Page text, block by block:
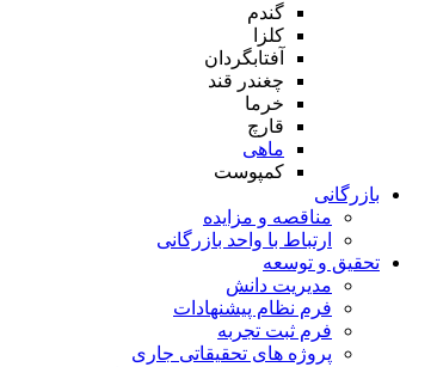
گندم
کلزا
آفتابگردان
چغندر قند
خرما
قارچ
ماهی
کمپوست
بازرگانی
مناقصه و مزایده
ارتباط با واحد بازرگانی
تحقیق و توسعه
مدیریت دانش
فرم نظام پیشنهادات
فرم ثبت تجربه
پروژه های تحقیقاتی جاری